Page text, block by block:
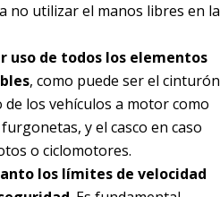
no utilizar el manos libres en la
uso de todos los elementos
, como puede ser el cinturón
de los vehículos a motor como
y el casco en caso
o ciclomotores.
los límites de velocidad